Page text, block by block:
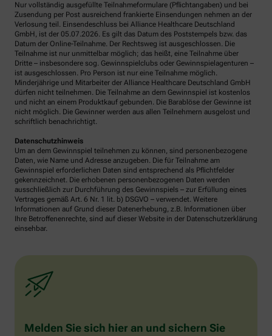
Nur vollständig ausgefüllte Teilnahmeformulare (Pflichtangaben) und bei
Zusendung per Post ausreichend frankierte Einsendungen nehmen an der
Verlosung teil. Einsendeschluss bei Alliance Healthcare Deutschland
GmbH, ist der 05.07.2026. Es gilt das Datum des Poststempels bzw. das
Datum der Online-Teilnahme. Der Rechtsweg ist ausgeschlossen. Die
Teilnahme ist nur unmittelbar möglich; das heißt, eine Teilnahme über
Dritte – insbesondere sog. Gewinnspielclubs oder Gewinnspielagenturen –
ist ausgeschlossen. Pro Person ist nur eine Teilnahme möglich.
Minderjährige und Mitarbeiter der Alliance Healthcare Deutschland GmbH
dürfen nicht teilnehmen. Die Teilnahme an dem Gewinnspiel ist kostenlos
und nicht an einem Produktkauf gebunden. Die Barablöse der Gewinne ist
nicht möglich. Die Gewinner werden aus allen Teilnehmern ausgelost und
schriftlich benachrichtigt.
Datenschutzhinweis
Um an dem Gewinnspiel teilnehmen zu können, sind personenbezogene
Daten, wie Name und Adresse anzugeben. Die für Teilnahme am
Gewinnspiel erforderlichen Daten sind entsprechend als Pflichtfelder
gekennzeichnet. Die erhobenen personenbezogenen Daten werden
ausschließlich zur Durchführung des Gewinnspiels – zur Erfüllung eines
Vertrages gemäß Art. 6 Nr. 1 lit. b) DSGVO – verwendet. Weitere
Informationen auf Grund dieser Datenerhebung, z.B. Informationen über
Ihre Betroffenenrechte, sind auf dieser Website in der Datenschutzerklärung
einsehbar.
Melden Sie sich hier an und sichern Sie